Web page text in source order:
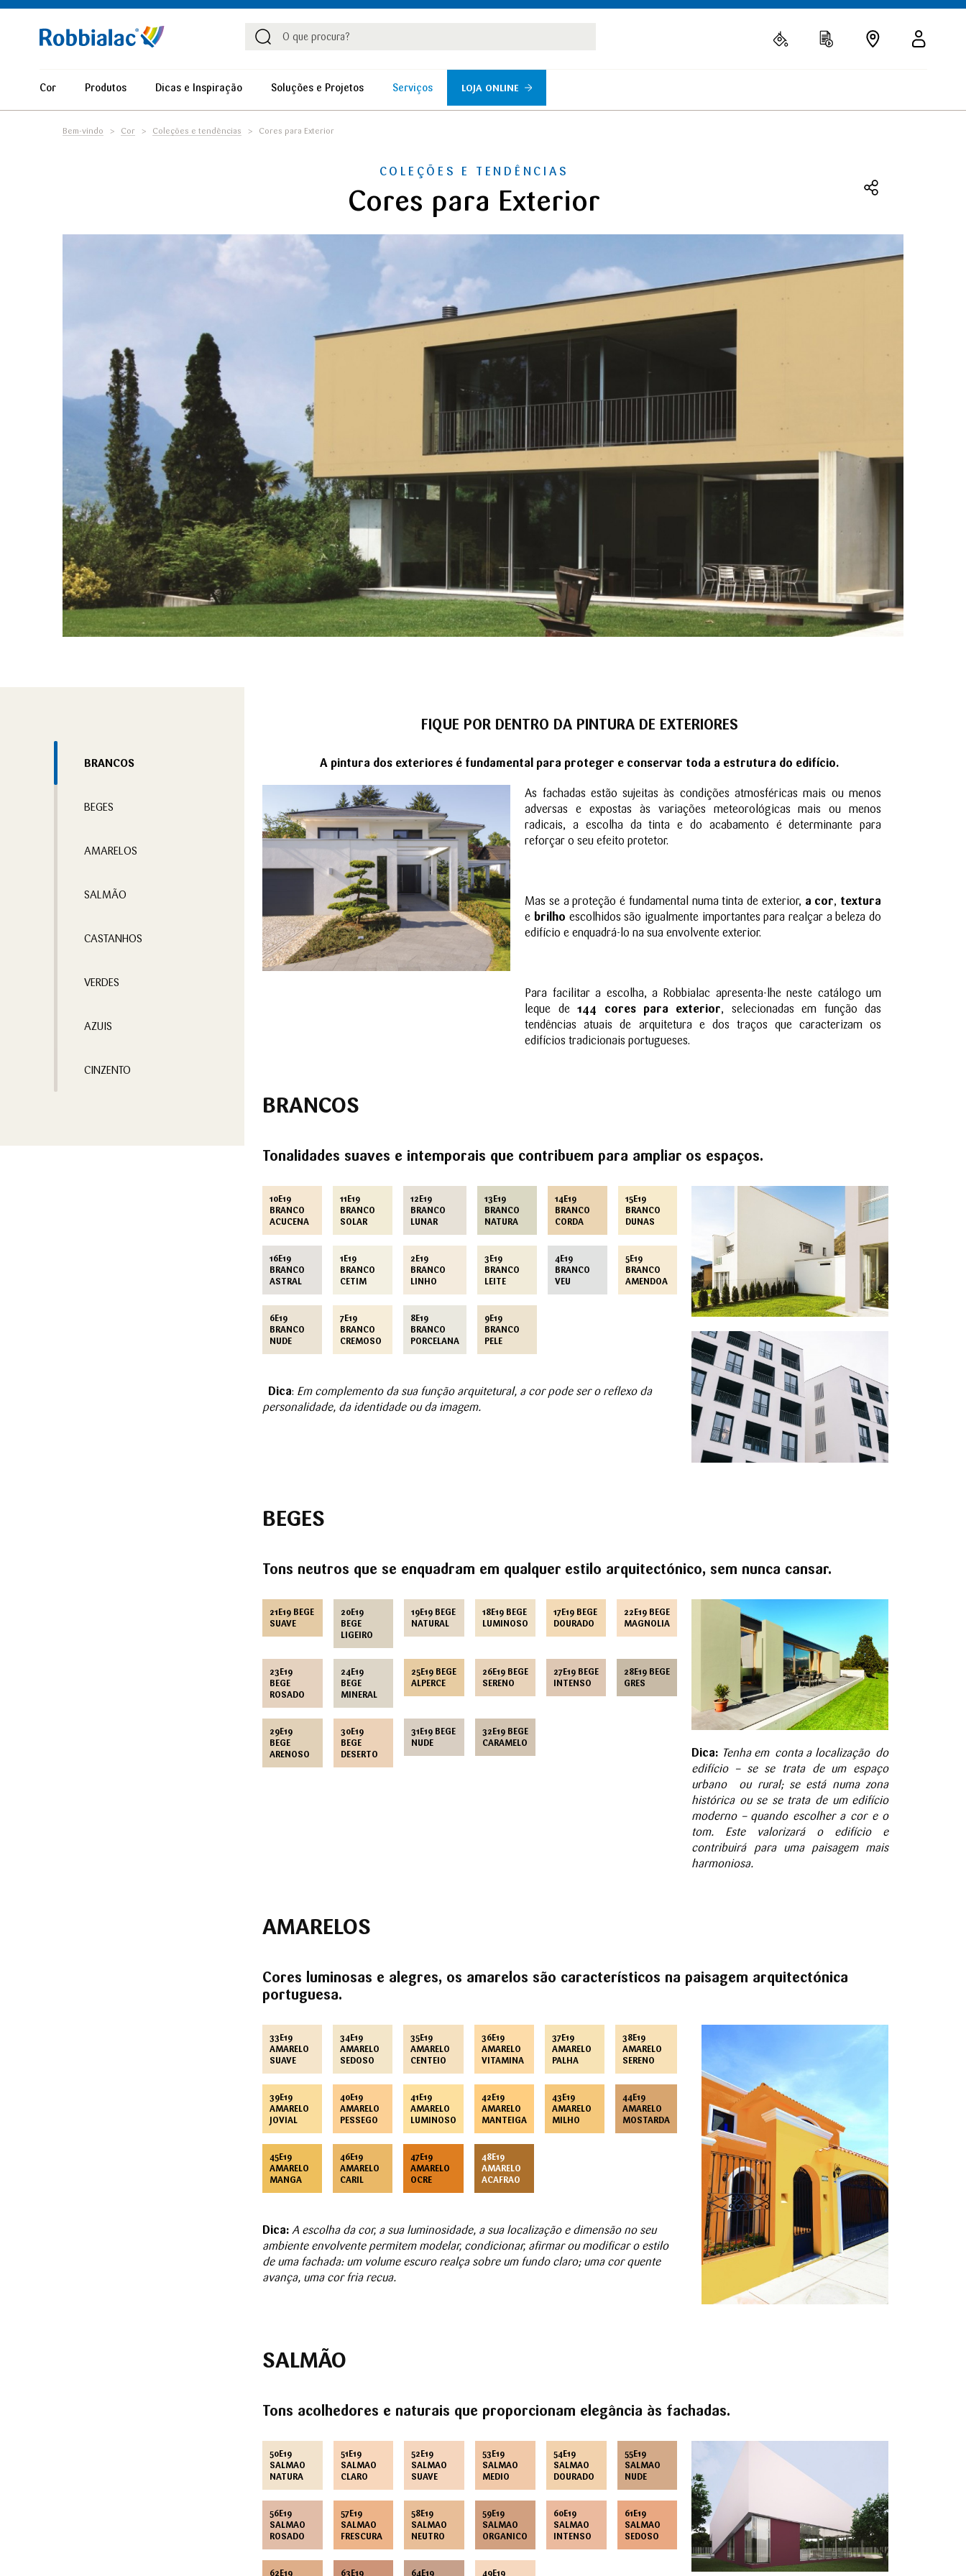
Procurar
Procurar
Cor Produtos Dicas e Inspiração Soluções e Projetos Serviços LOJA ONLINE
Bem-vindo Cor Coleções e tendências Cores para Exterior
COLEÇÕES E TENDÊNCIAS
Cores para Exterior
BRANCOS
BEGES
AMARELOS
SALMÃO
CASTANHOS
VERDES
AZUIS
CINZENTO
FIQUE POR DENTRO DA PINTURA DE EXTERIORES
A pintura dos exteriores é fundamental para proteger e conservar toda a estrutura do edifício.
As fachadas estão sujeitas às condições atmosféricas mais ou menos
adversas e expostas às variações meteorológicas mais ou menos
radicais, a escolha da tinta e do acabamento é determinante para
reforçar o seu efeito protetor.
Mas se a proteção é fundamental numa tinta de exterior, a cor, textura
e brilho escolhidos são igualmente importantes para realçar a beleza do
edifício e enquadrá-lo na sua envolvente exterior.
Para facilitar a escolha, a Robbialac apresenta-lhe neste catálogo um
leque de144 cores para exterior, selecionadas em função das
tendências atuais de arquitetura e dos traços que caracterizam os
edifícios tradicionais portugueses.
BRANCOS
Tonalidades suaves e intemporais que contribuem para ampliar os espaços.
10E19
BRANCO
ACUCENA
11E19
BRANCO
SOLAR
12E19
BRANCO
LUNAR
13E19
BRANCO
NATURA
14E19
BRANCO
CORDA
15E19
BRANCO
DUNAS
16E19
BRANCO
ASTRAL
1E19
BRANCO
CETIM
2E19
BRANCO
LINHO
3E19
BRANCO
LEITE
4E19
BRANCO
VEU
5E19
BRANCO
AMENDOA
6E19
BRANCO
NUDE
7E19
BRANCO
CREMOSO
8E19
BRANCO
PORCELANA
9E19
BRANCO
PELE
Dica: Em complemento da sua função arquitetural, a cor pode ser o reflexo da
personalidade, da identidade ou da imagem.
BEGES
Tons neutros que se enquadram em qualquer estilo arquitectónico, sem nunca cansar.
21E19 BEGE
SUAVE
20E19
BEGE
LIGEIRO
19E19 BEGE
NATURAL
18E19 BEGE
LUMINOSO
17E19 BEGE
DOURADO
22E19 BEGE
MAGNOLIA
23E19
BEGE
ROSADO
24E19
BEGE
MINERAL
25E19 BEGE
ALPERCE
26E19 BEGE
SERENO
27E19 BEGE
INTENSO
28E19 BEGE
GRES
29E19
BEGE
ARENOSO
30E19
BEGE
DESERTO
31E19 BEGE
NUDE
32E19 BEGE
CARAMELO
Dica: Tenha em conta a localização do
edifício – se se trata de um espaço
urbano ou rural; se está numa zona
histórica ou se se trata de um edifício
moderno – quando escolher a cor e o
tom. Este valorizará o edifício e
contribuirá para uma paisagem mais
harmoniosa.
AMARELOS
Cores luminosas e alegres, os amarelos são característicos na paisagem arquitectónica
portuguesa.
33E19
AMARELO
SUAVE
34E19
AMARELO
SEDOSO
35E19
AMARELO
CENTEIO
36E19
AMARELO
VITAMINA
37E19
AMARELO
PALHA
38E19
AMARELO
SERENO
39E19
AMARELO
JOVIAL
40E19
AMARELO
PESSEGO
41E19
AMARELO
LUMINOSO
42E19
AMARELO
MANTEIGA
43E19
AMARELO
MILHO
44E19
AMARELO
MOSTARDA
45E19
AMARELO
MANGA
46E19
AMARELO
CARIL
47E19
AMARELO
OCRE
48E19
AMARELO
ACAFRAO
Dica: A escolha da cor, a sua luminosidade, a sua localização e dimensão no seu
ambiente envolvente permitem modelar, condicionar, afirmar ou modificar o estilo
de uma fachada: um volume escuro realça sobre um fundo claro; uma cor quente
avança, uma cor fria recua.
SALMÃO
Tons acolhedores e naturais que proporcionam elegância às fachadas.
50E19
SALMAO
NATURA
51E19
SALMAO
CLARO
52E19
SALMAO
SUAVE
53E19
SALMAO
MEDIO
54E19
SALMAO
DOURADO
55E19
SALMAO
NUDE
56E19
SALMAO
ROSADO
57E19
SALMAO
FRESCURA
58E19
SALMAO
NEUTRO
59E19
SALMAO
ORGANICO
60E19
SALMAO
INTENSO
61E19
SALMAO
SEDOSO
62E19 63E19 64E19 49E19